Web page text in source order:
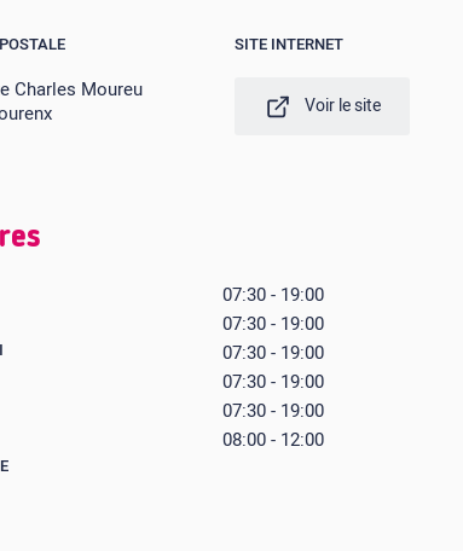
Charles Moureu
SITE INTERNET
Voir le site
07:30 - 19:00
07:30 - 19:00
07:30 - 19:00
07:30 - 19:00
07:30 - 19:00
08:00 - 12:00